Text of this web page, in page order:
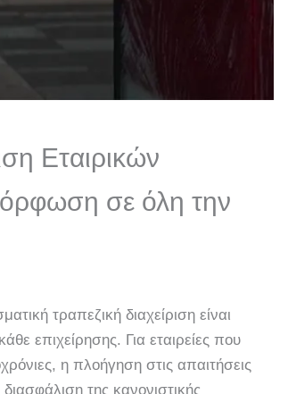
Εταιρικών
σε όλη την
τραπεζική διαχείριση είναι
επιχείρησης. Για εταιρείες που
η πλοήγηση στις απαιτήσεις
της κανονιστικής